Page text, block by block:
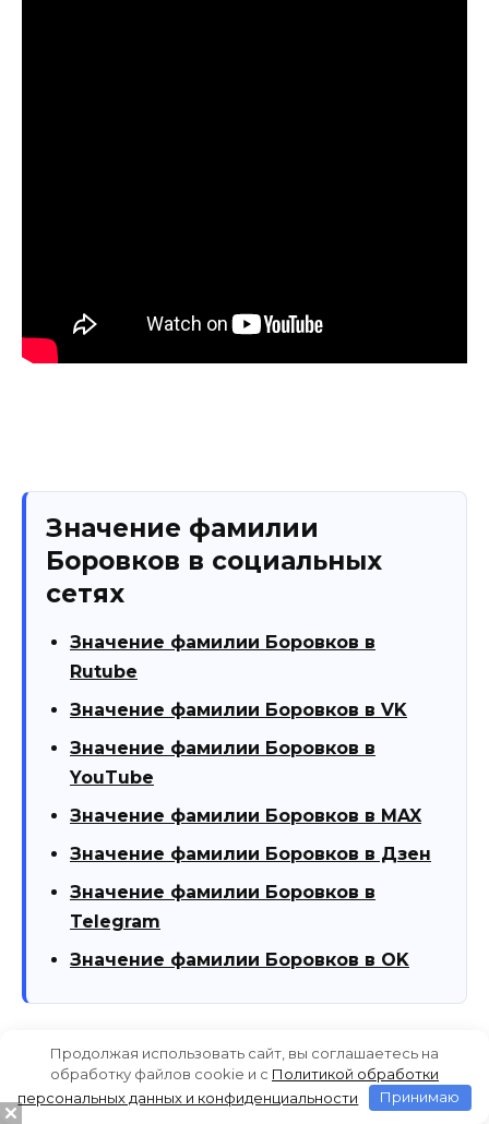
Значение фамилии
Боровков в социальных
сетях
Значение фамилии Боровков в
Rutube
Значение фамилии Боровков в VK
Значение фамилии Боровков в
YouTube
Значение фамилии Боровков в MAX
Значение фамилии Боровков в Дзен
Значение фамилии Боровков в
Telegram
Значение фамилии Боровков в OK
Боровков на сайте
значение фамилии
значение фамилии Боровков на сайте
происхождение фамилии
Продолжая использовать сайт, вы соглашаетесь на
обработку файлов cookie и c Политикой обработки
персональных данных и конфиденциальности
Принимаю
7